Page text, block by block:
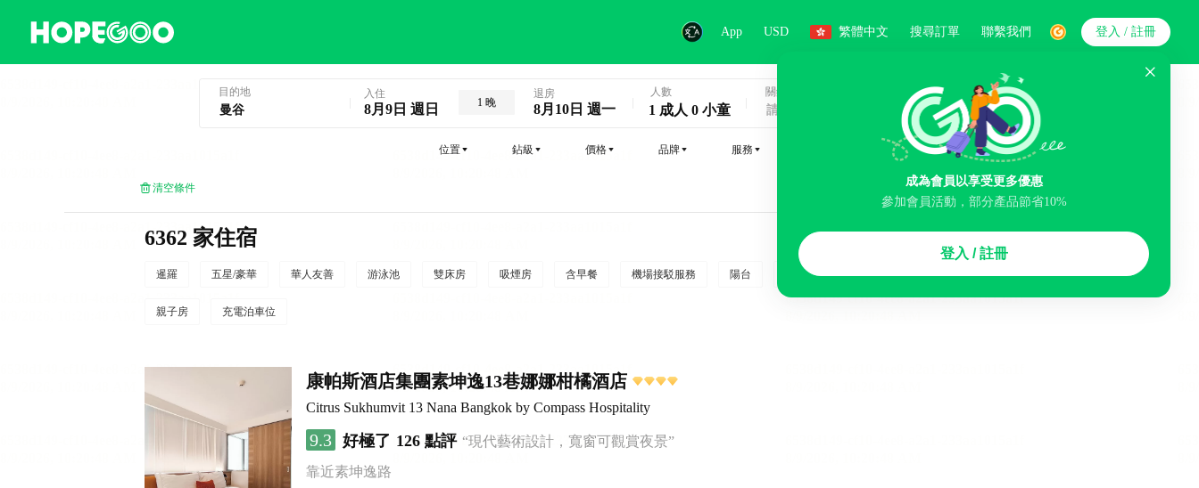
App USD 繁體中文 搜尋訂單 聯繫我們
成為會員以享受更多優惠
參加會員活動，部分產品節省10%
登入 / 註冊
登入 / 註冊
目的地 入住
8月9日 週日 1 晚
退房
8月10日 週一
人數
1 成人 0 小童
關鍵字
搜索
位置 鉆級 價格 品牌 服務
清空條件
6362 家住宿
暹羅 五星/豪華 華人友善 游泳池 雙床房 吸煙房 含早餐 機場接駁服務 陽台 行李寄存服務 免費取消 民宿 泊車場
親子房 充電泊車位
康帕斯酒店集團素坤逸13巷娜娜柑橘酒店
Citrus Sukhumvit 13 Nana Bangkok by Compass Hospitality
9.3 好極了 126 點評 “現代藝術設計，寬窗可觀賞夜景”
靠近素坤逸路